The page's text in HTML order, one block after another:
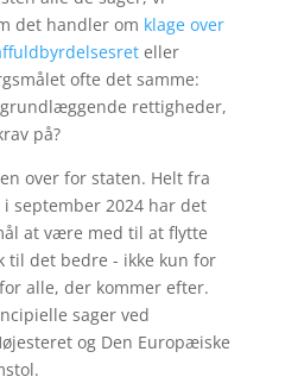
det handler om klage over
eller
ofte det samme:
rettigheder,
på?
over for staten. Helt fra
september 2024 har det
at være med til at flytte
til det bedre - ikke kun for
alle, der kommer efter.
sager ved
og Den Europæiske